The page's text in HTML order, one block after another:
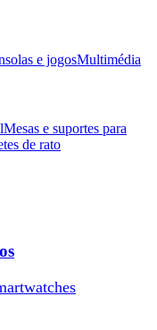
e jogosMultimédia
Mesas e suportes para
de rato